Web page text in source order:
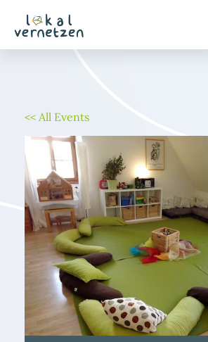
Inhalt
springen
<< All Events